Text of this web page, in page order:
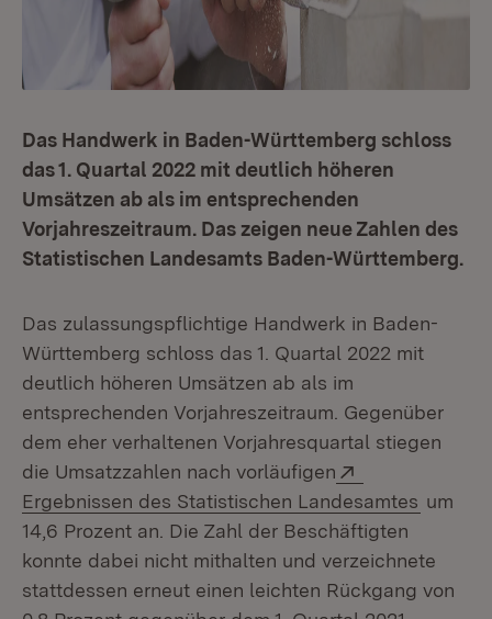
Das Handwerk in Baden-Württemberg schloss
das 1. Quartal 2022 mit deutlich höheren
Umsätzen ab als im entsprechenden
Vorjahreszeitraum. Das zeigen neue Zahlen des
Statistischen Landesamts Baden-Württemberg.
Das zulassungspflichtige Handwerk in Baden-
Württemberg schloss das 1. Quartal 2022 mit
deutlich höheren Umsätzen ab als im
entsprechenden Vorjahreszeitraum. Gegenüber
dem eher verhaltenen Vorjahresquartal stiegen
die Umsatzzahlen nach vorläufigen
Ergebnissen des Statistischen Landesamtes (Öffnet
um
14,6 Prozent an. Die Zahl der Beschäftigten
konnte dabei nicht mithalten und verzeichnete
stattdessen erneut einen leichten Rückgang von